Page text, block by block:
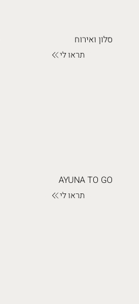
סלון ואירוח
תראו לי
AYUNA TO GO
תראו לי